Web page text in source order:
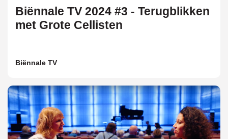
Biënnale TV 2024 #3 - Terugblikken
met Grote Cellisten
Biënnale TV